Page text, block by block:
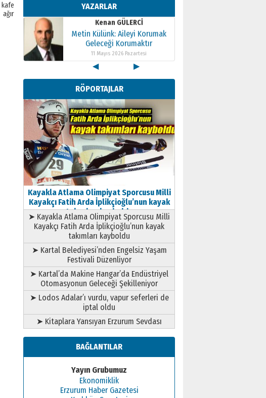
YAZARLAR
11 Mayıs 2026 Pazartesi
Kenan GÜLERCİ
Metin Külünk: Aileyi Korumak
Geleceği Korumaktır
11 Mayıs 2026 Pazartesi
Kenan GÜLERCİ
Metin Külünk: Aileyi Korumak
Geleceği Korumaktır
11 Mayıs 2026 Pazartesi
◀ ▶
RÖPORTAJLAR
Kayakla Atlama Olimpiyat Sporcusu Milli
Kayakçı Fatih Arda İplikçioğlu’nun kayak
takımları kayboldu
➤ Kayakla Atlama Olimpiyat Sporcusu Milli
Kayakçı Fatih Arda İplikçioğlu’nun kayak
takımları kayboldu
➤ Kartal Belediyesi’nden Engelsiz Yaşam
Festivali Düzenliyor
➤ Kartal’da Makine Hangar’da Endüstriyel
Otomasyonun Geleceği Şekilleniyor
➤ Lodos Adalar’ı vurdu, vapur seferleri de
iptal oldu
➤ Kitaplara Yansıyan Erzurum Sevdası
BAĞLANTILAR
Yayın Grubumuz
Ekonomiklik
Erzurum Haber Gazetesi